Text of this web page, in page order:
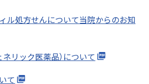
ル処方せんについて当院からのお知
ネリック医薬品）について
て